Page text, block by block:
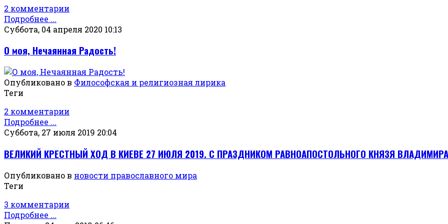
2 комментарии
Подробнее ...
Суббота, 04 апреля 2020 10:13
О моя, Нечаянная Радость!
Опубликовано в Философская и религиозная лирика
Теги
2 комментарии
Подробнее ...
Суббота, 27 июля 2019 20:04
ВЕЛИКИЙ КРЕСТНЫЙ ХОД В КИЕВЕ 27 ИЮЛЯ 2019. С ПРАЗДНИКОМ РАВНОАПОСТОЛЬНОГО КНЯЗЯ
Опубликовано в новости православного мира
Теги
3 комментарии
Подробнее ...